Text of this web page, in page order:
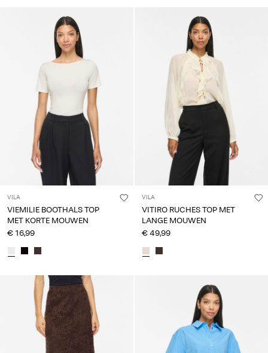
VILA
VIEMILIE BOOTHALS TOP
MET KORTE MOUWEN
€ 16,99
VILA
VITIRO RUCHES TOP MET
LANGE MOUWEN
€ 49,99